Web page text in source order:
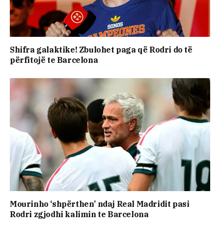
Shifra galaktike! Zbulohet paga që Rodri do të
përfitojë te Barcelona
Mourinho ‘shpërthen’ ndaj Real Madridit pasi
Rodri zgjodhi kalimin te Barcelona